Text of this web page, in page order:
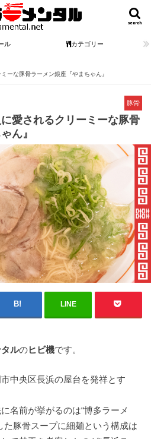
search
ル カテゴリー
ーな豚骨ラーメン銀座『やまちゃん』
豚骨
愛されるクリーミーな豚骨
ん』
LINE
ルのヒビ機です。
中央区長浜の屋台を発祥とす
名前が挙がるのは“博多ラーメ
た豚骨スープに細麺という構成は